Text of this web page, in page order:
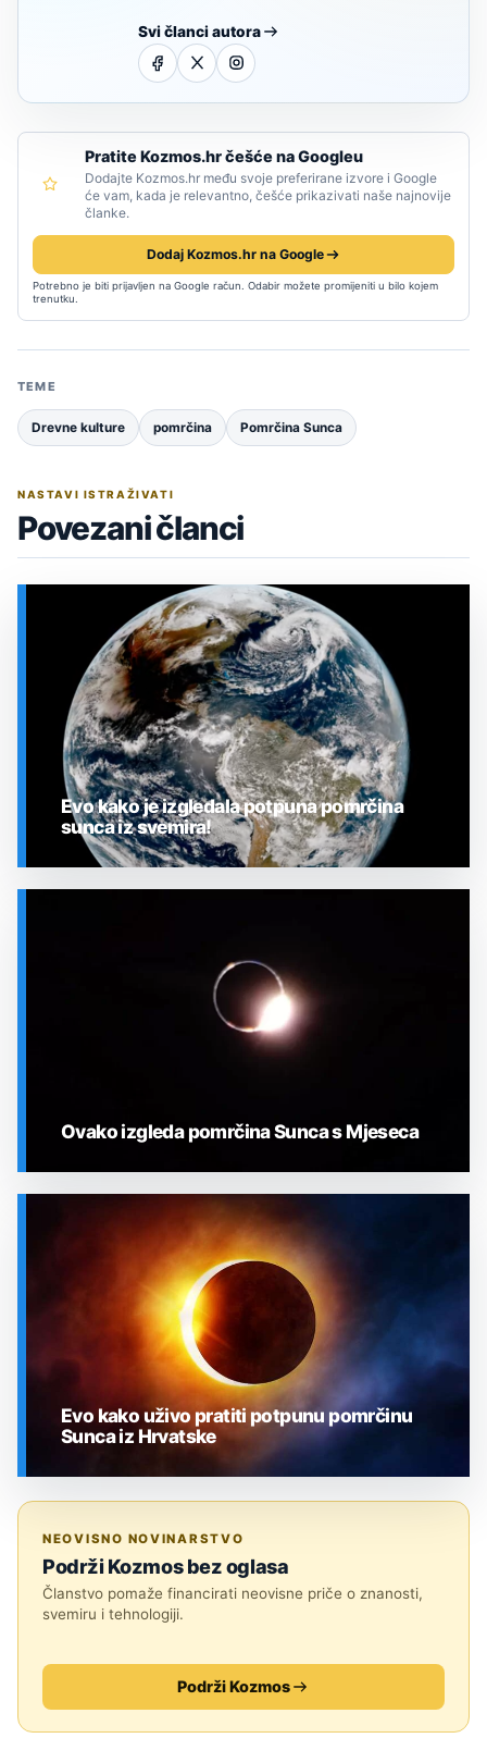
Svi članci autora
Pratite Kozmos.hr češće na Googleu
Dodajte Kozmos.hr među svoje preferirane izvore i Google
će vam, kada je relevantno, češće prikazivati naše najnovije
članke.
Dodaj Kozmos.hr na Google
Potrebno je biti prijavljen na Google račun. Odabir možete promijeniti u bilo kojem
trenutku.
TEME
Drevne kulture pomrčina Pomrčina Sunca
NASTAVI ISTRAŽIVATI
Povezani članci
Evo kako je izgledala potpuna pomrčina
sunca iz svemira!
Ovako izgleda pomrčina Sunca s Mjeseca
Evo kako uživo pratiti potpunu pomrčinu
Sunca iz Hrvatske
NEOVISNO NOVINARSTVO
Podrži Kozmos bez oglasa
Članstvo pomaže financirati neovisne priče o znanosti,
svemiru i tehnologiji.
Podrži Kozmos